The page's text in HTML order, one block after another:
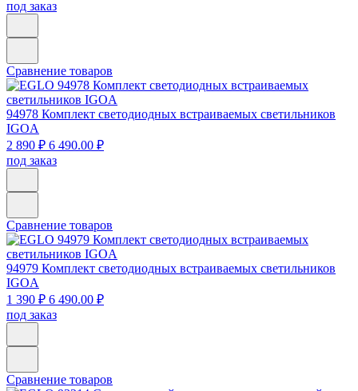
под заказ
Сравнение товаров
94978 Комплект светодиодных встраиваемых светильников
IGOA
2 890 ₽ 6 490.00 ₽
под заказ
Сравнение товаров
94979 Комплект светодиодных встраиваемых светильников
IGOA
1 390 ₽ 6 490.00 ₽
под заказ
Сравнение товаров